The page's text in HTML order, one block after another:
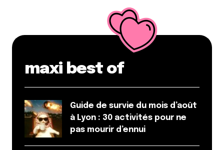
maxi best of
Guide de survie du mois d’août
à Lyon : 30 activités pour ne
pas mourir d’ennui